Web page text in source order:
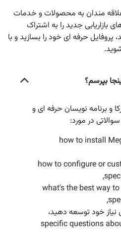
مندان به محصولات و خدمات
بازاریابی جدید را به اشتراک
پروفایل حرفه ای خود را بسازید و با
بپرسم؟
و برنامه نویسان حرفه ای و
در مورد:
how to install
how to configure or
what's the best way
نیاز خود توسعه دهید،
specific questions